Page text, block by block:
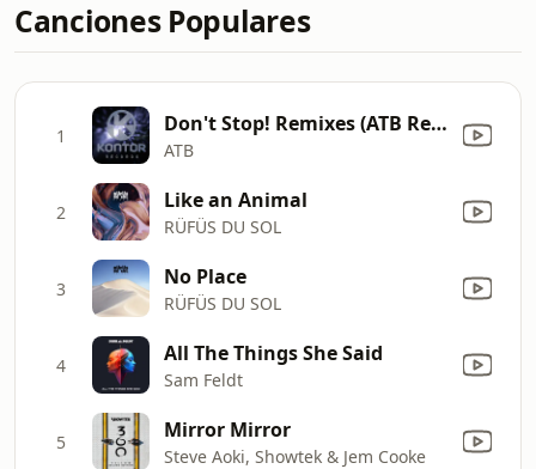
Canciones Populares
1 Don't Stop! Remixes (ATB Remix)
ATB
2 Like an Animal
RÜFÜS DU SOL
3 No Place
RÜFÜS DU SOL
4 All The Things She Said
Sam Feldt
5 Mirror Mirror
Steve Aoki, Showtek & Jem Cooke